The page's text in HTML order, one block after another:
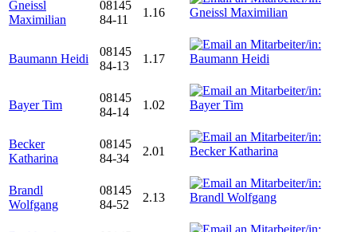
Gneissl
Maximilian
08145
84-11
1.16
Baumann Heidi
08145
84-13
1.17
Bayer Tim
08145
84-14
1.02
Becker
Katharina
08145
84-34
2.01
Brandl
Wolfgang
08145
84-52
2.13